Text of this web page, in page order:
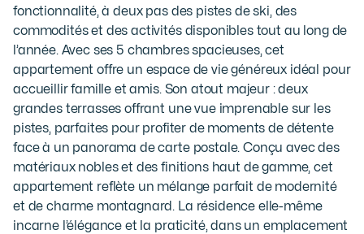
fonctionnalité, à deux pas des pistes de ski, des
commodités et des activités disponibles tout au long de
l’année. Avec ses 5 chambres spacieuses, cet
appartement offre un espace de vie généreux idéal pour
accueillir famille et amis. Son atout majeur : deux
grandes terrasses offrant une vue imprenable sur les
pistes, parfaites pour profiter de moments de détente
face à un panorama de carte postale. Conçu avec des
matériaux nobles et des finitions haut de gamme, cet
appartement reflète un mélange parfait de modernité
et de charme montagnard. La résidence elle-même
incarne l’élégance et la praticité, dans un emplacement